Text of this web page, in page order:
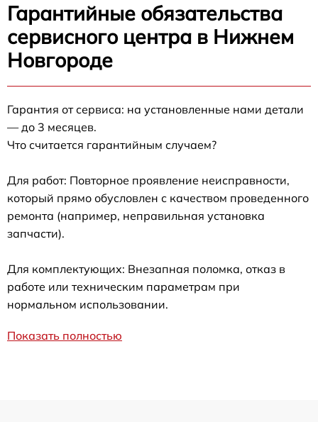
Гарантийные обязательства
сервисного центра в Нижнем
Новгороде
Гарантия от сервиса: на установленные нами детали
— до 3 месяцев.
Что считается гарантийным случаем?
Для работ: Повторное проявление неисправности,
который прямо обусловлен с качеством проведенного
ремонта (например, неправильная установка
запчасти).
Для комплектующих: Внезапная поломка, отказ в
работе или техническим параметрам при
нормальном использовании.
Показать полностью